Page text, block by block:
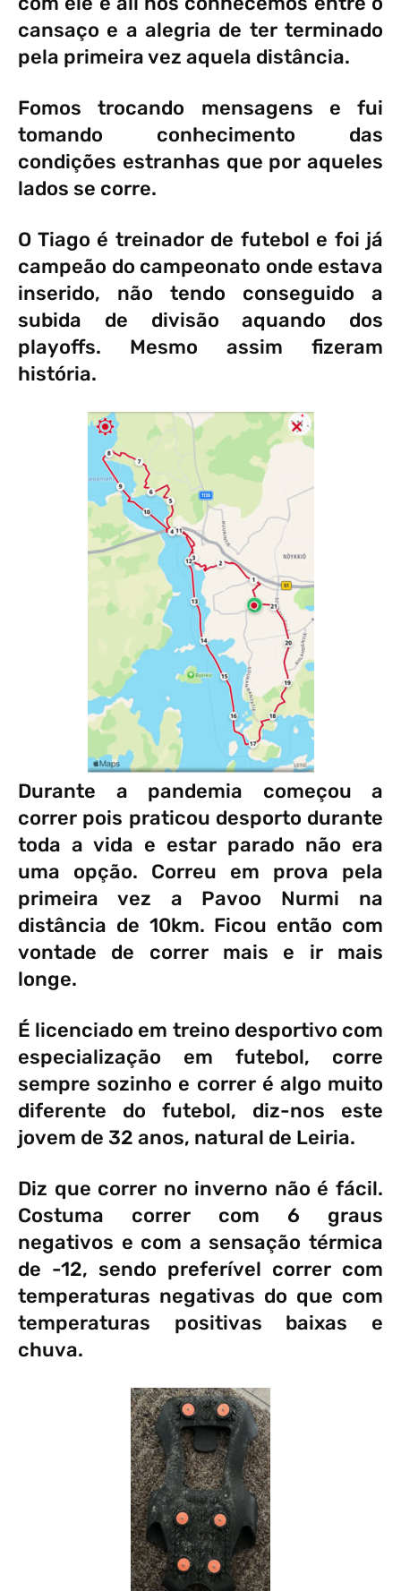
cansaço e a alegria de ter terminado
pela primeira vez aquela distância.
Fomos trocando mensagens e fui
tomando conhecimento das
condições estranhas que por aqueles
lados se corre.
O Tiago é treinador de futebol e foi já
campeão do campeonato onde estava
inserido, não tendo conseguido a
subida de divisão aquando dos
playoffs. Mesmo assim fizeram
história.
Durante a pandemia começou a
correr pois praticou desporto durante
toda a vida e estar parado não era
uma opção. Correu em prova pela
primeira vez a Pavoo Nurmi na
distância de 10km. Ficou então com
vontade de correr mais e ir mais
longe.
É licenciado em treino desportivo com
especialização em futebol, corre
sempre sozinho e correr é algo muito
diferente do futebol, diz-nos este
jovem de 32 anos, natural de Leiria.
Diz que correr no inverno não é fácil.
Costuma correr com 6 graus
negativos e com a sensação térmica
de -12, sendo preferível correr com
temperaturas negativas do que com
temperaturas positivas baixas e
chuva.